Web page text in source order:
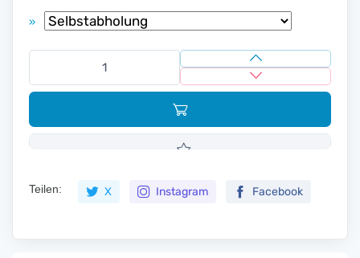
»
Teilen: X Instagram Facebook